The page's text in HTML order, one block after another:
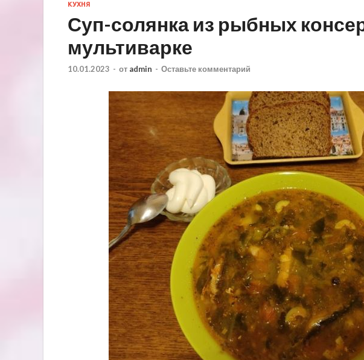
КУХНЯ
Суп-солянка из рыбных
мультиварке
10.01.2023 - от admin - Оставьте комментарий